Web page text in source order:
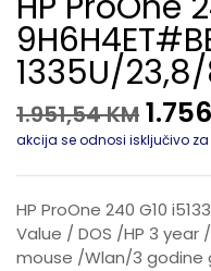
1335U/
1.951,54KM
akcija se odnosi isključivo
HP ProOne 240 G10
Value / DOS /HP 3 year
mouse /Wlan/3 godine